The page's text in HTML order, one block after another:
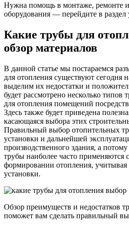
Нужна помощь в монтаже, ремонте
оборудования — перейдите в раздел
Какие трубы для
обзор материалов
В данной статье мы постараемся
для отопления существуют сегодня
выделим их недостатки и
будет рассмотрено несколько типов
для отопления помещений
Здесь также будет приведена
касающаяся выбора этих
Правильный выбор отопительных
установки и дальнейшей
производственного здания, а
трубы наиболее часто применяются
формировании отопления,
установки.
Обзор преимуществ и недостатков
поможет вам сделать правильный